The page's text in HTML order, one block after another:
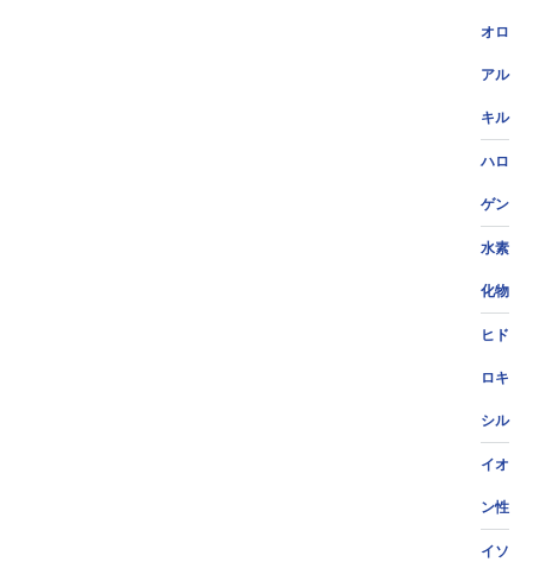
オロ
アル
キル
ハロ
ゲン
水素
化物
ヒド
ロキ
シル
イオ
ン性
イソ